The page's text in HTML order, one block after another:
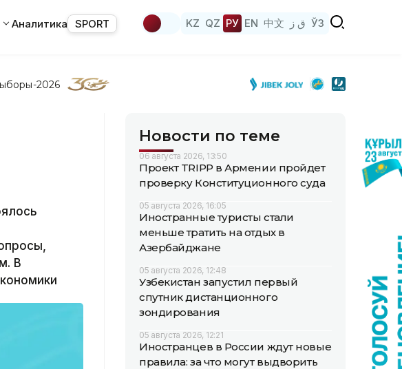
Аналитика SPORT KZ QZ РУ EN 中文 ق ز ЎЗ
2026
В
Новости по теме
06 августа 2026, 13:50
Проект TRIPP в Армении пройдет
проверку Конституционного суда
05 августа 2026, 16:05
Иностранные туристы стали
меньше тратить на отдых в
Азербайджане
05 августа 2026, 12:48
Узбекистан запустил первый
спутник дистанционного
зондирования
05 августа 2026, 12:21
Иностранцев в России ждут новые
правила: за что могут выдворить